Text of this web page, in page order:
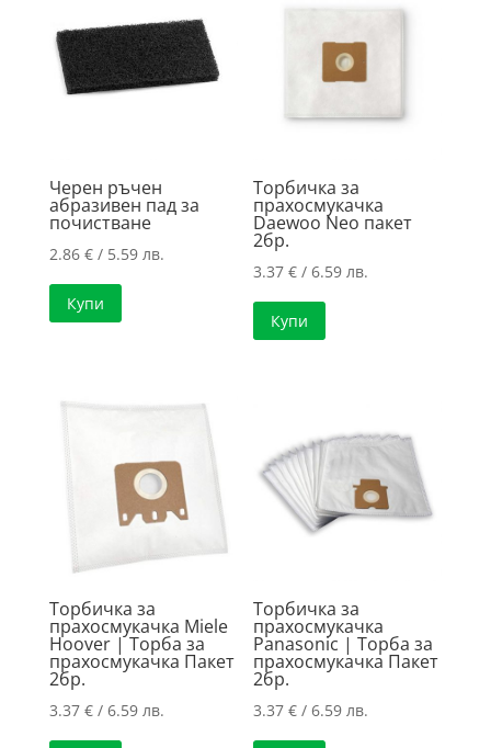
Черен ръчен
абразивен пад за
почистване
2.86 €/ 5.59 лв.
Купи
Торбичка за
прахосмукачка
Daewoo Neo пакет
2бр.
3.37€ / 6.59 лв.
Купи
Торбичка за
прахосмукачка Miele
Hoover | Торба за
прахосмукачка Пакет
2бр.
3.37 €/ 6.59 лв.
Торбичка за
прахосмукачка
Panasonic | Торба за
прахосмукачка Пакет
2бр.
3.37€ / 6.59 лв.